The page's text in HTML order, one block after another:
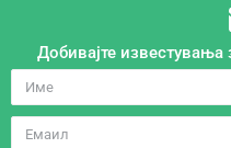
Добивајте